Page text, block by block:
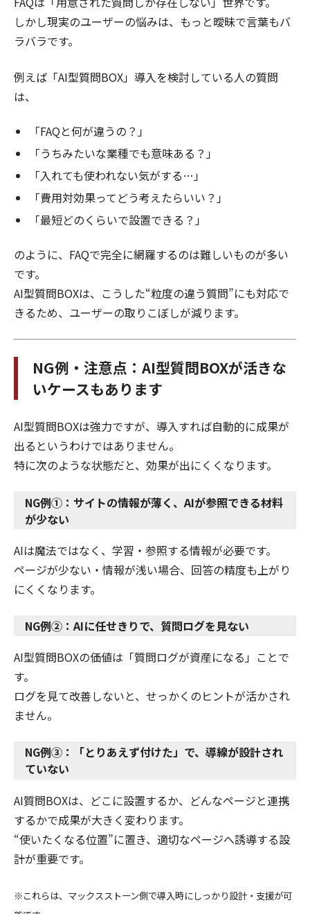
しかし現実のユーザーの悩みは、もっと曖昧で言葉もバ
ラバラです。
例えば「AI型質問BOX」導入を検討している人の質問
は、
「FAQと何が違うの？」
「うちみたいな業種でも意味ある？」
「入れても使われない気がする…」
「費用対効果ってどう考えたらいい？」
「最短どのくらいで設置できる？」
のように、FAQで完全に網羅するのは難しいものが多い
です。
AI型質問BOXは、こうした“粒度の違う質問”にも対応で
きるため、ユーザーの取りこぼしが減ります。
NG例・注意点：AI型質問BOXが活きな
いケースもあります
AI型質問BOXは強力ですが、導入すれば自動的に成果が
出るというわけではありません。
特に次のような状態だと、効果が出にくくなります。
NG例①：サイトの情報が薄く、AIが参照できる材料
が少ない
AIは魔法ではなく、学習・参照する情報が必要です。
ページが少ない・情報が浅い場合、回答の精度も上がり
にくくなります。
NG例②：AIに任せきりで、質問ログを見ない
AI型質問BOXの価値は「質問ログが資産になる」ことで
す。
ログを見て改善しないと、せっかくのヒントが活かされ
ません。
NG例③：「とりあえず付けた」で、導線が設計され
ていない
AI質問BOXは、どこに設置するか、どんなページと連携
するかで成果が大きく変わります。
“使いたくなる位置”に置き、適切なページへ誘導する設
計が重要です。
※これらは、マックスストーン側で導入時にしっかり設計・支援が可